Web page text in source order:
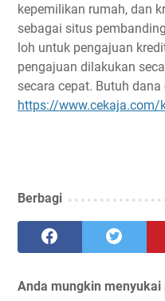
kepemilikan rumah, dan
sebagai situs
loh untuk pengajuan
pengajuan dilakukan
secara cepat. Butuh
https://www.cekaja.com/
Berbagi
Anda mungkin menyukai